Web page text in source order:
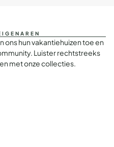
hun vakantiehuizen toe en
Luister rechtstreeks
met onze collecties.